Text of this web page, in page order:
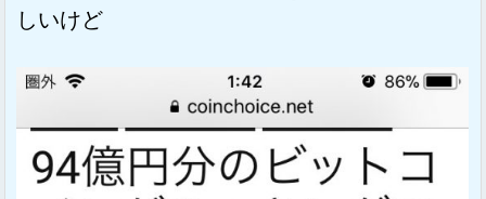
しいけど